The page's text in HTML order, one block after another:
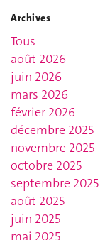
Archives
Tous
août 2026
juin 2026
mars 2026
février 2026
décembre 2025
novembre 2025
octobre 2025
septembre 2025
août 2025
juin 2025